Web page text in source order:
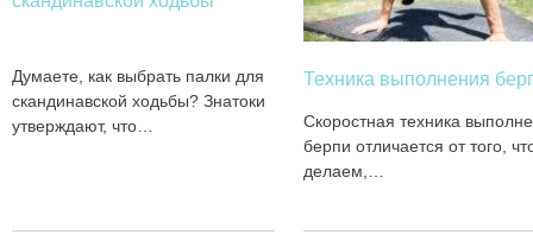
Думаете, как выбрать палки для
скандинавской ходьбы? Знатоки
утверждают, что…
Техника выполнения
Скоростная техника
берпи отличается от того,
делаем,…